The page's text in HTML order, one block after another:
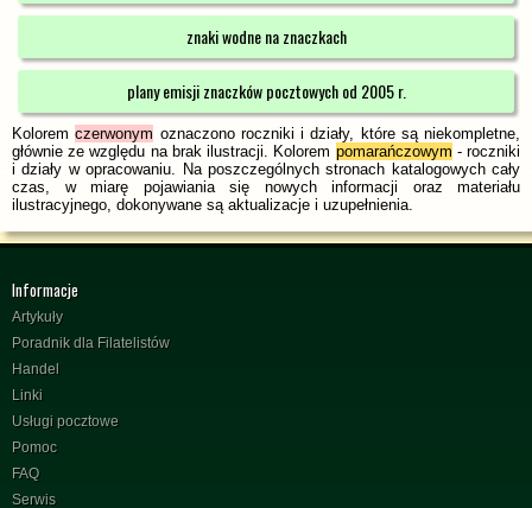
znaki wodne na znaczkach
plany emisji znaczków pocztowych od 2005 r.
Koloremczerwonym oznaczono roczniki i działy, które są niekompletne,
głównie ze względu na brak ilustracji. Kolorem pomarańczowym - roczniki
i działy w opracowaniu. Na poszczególnych stronach katalogowych cały
czas, w miarę pojawiania się nowych informacji oraz materiału
ilustracyjnego, dokonywane są aktualizacje i uzupełnienia.
Informacje
Artykuły
Poradnik dla Filatelistów
Handel
Linki
Usługi pocztowe
Pomoc
FAQ
Serwis